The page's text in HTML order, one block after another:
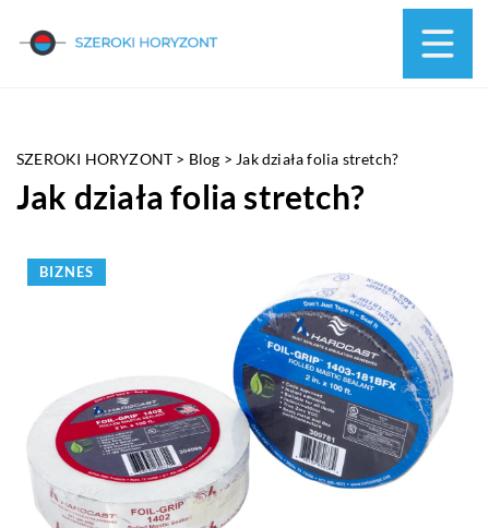
SZEROKI HORYZONT > Blog > Jak działa folia stretch?
Jak działa folia stretch?
BIZNES